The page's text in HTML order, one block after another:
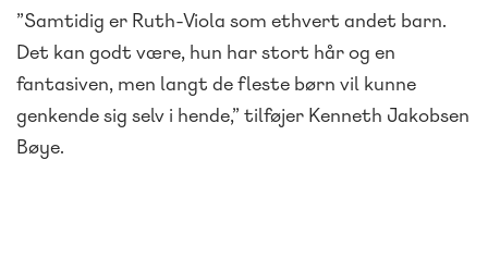
”Samtidig er Ruth-Viola som ethvert andet barn.
Det kan godt være, hun har stort hår og en
fantasiven, men langt de fleste børn vil kunne
genkende sig selv i hende,” tilføjer Kenneth Jakobsen
Bøye.